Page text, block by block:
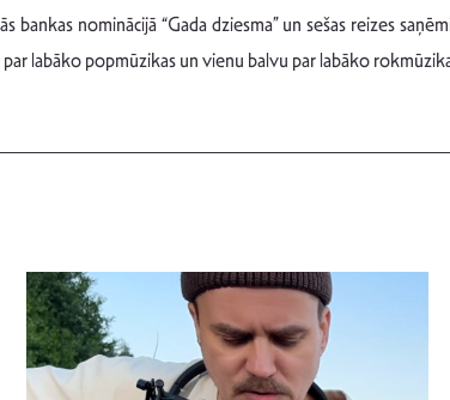
nominācijā “Gada dziesma” un sešas reizes
labāko popmūzikas un vienu balvu par labāko